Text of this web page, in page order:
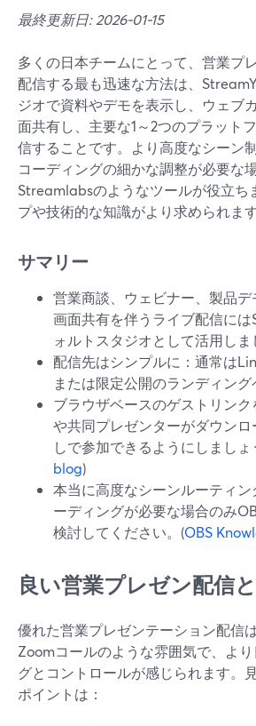
最終更新日: 2026-01-15
多くの日本チームにとって、営業プ
配信する最も迅速な方法は、
ジオで資料やデモを表示し、ウェブ
面共有し、主要な1～2つのプラット
信することです。より高度なシーン
コーディングの細かな調整が必要な
Streamlabsのようなツールが役立ち
プや技術的な知識がより求められま
サマリー
営業商談、ウェビナー、製品
画面共有を伴うライブ配信に
ォルトスタジオとして活用しま
配信先はシンプルに：通常は
または限定公開のランディング
ブラウザベースのゲストリン
や共同プレゼンターがダウン
しで参加できるようにしましょ
blog)
本当に高度なシーンルーティン
ーディングが必要な場合のみ
検討してください。(OBS
良い営業プレゼン配信
優れた営業プレゼンテーション配信
Zoomコールのような雰囲気で、よ
グとコントロールが感じられます。
ポイントは：